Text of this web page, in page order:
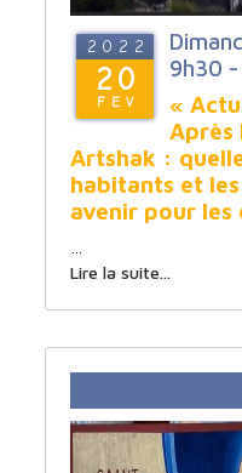
2022
20
FEV
9h30 -
«
Après
Artshak :
habitants et
avenir pour les
Lire la suite...